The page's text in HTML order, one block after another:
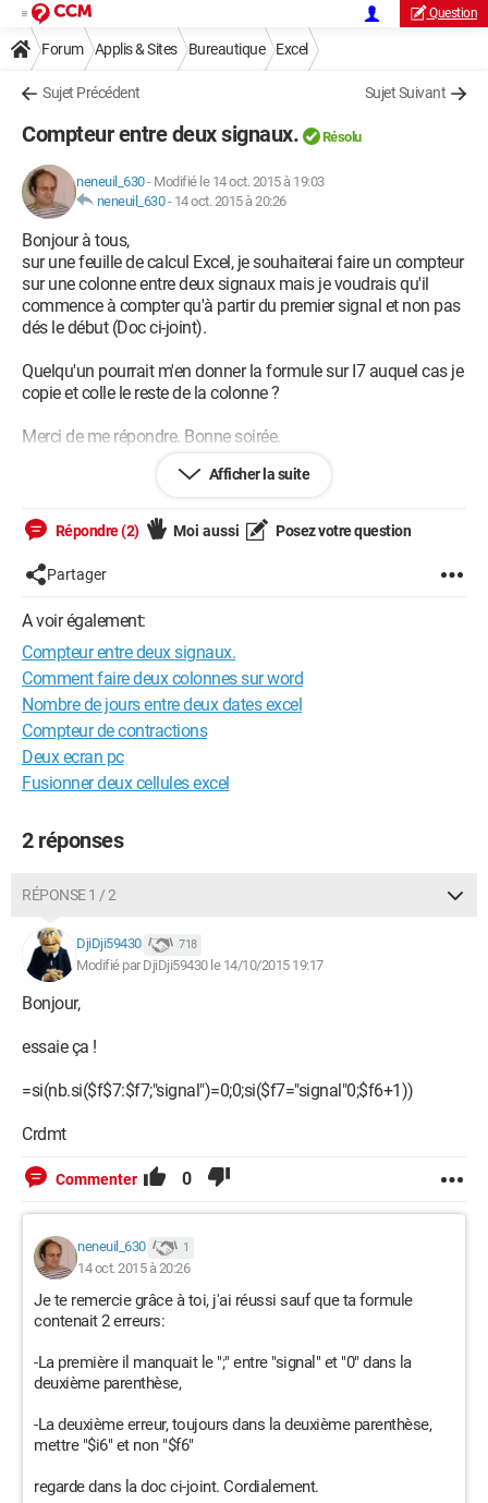
Question
Forum Applis & Sites Bureautique Excel
Sujet Précédent Sujet Suivant
Compteur entre deux signaux. Résolu
neneuil_630- Modifié le 14 oct. 2015 à 19:03
neneuil_630- 14 oct. 2015 à 20:26
Bonjour à tous,
sur une feuille de calcul Excel, je souhaiterai faire un compteur
sur une colonne entre deux signaux mais je voudrais qu'il
commence à compter qu'à partir du premier signal et non pas
dés le début (Doc ci-joint).
Quelqu'un pourrait m'en donner la formule sur I7 auquel cas je
copie et colle le reste de la colonne ?
Merci de me répondre. Bonne soirée.
Afficher la suite
Répondre (2) Moi aussi Posez votre question
Partager
A voir également:
Compteur entre deux signaux.
Comment faire deux colonnes sur word
Nombre de jours entre deux dates excel
Compteur de contractions
Deux ecran pc
Fusionner deux cellules excel
2 réponses
RÉPONSE 1 / 2
DjiDji59430 718
Modifié par DjiDji59430 le 14/10/2015 19:17
Bonjour,
essaie ça !
=si(nb.si($f$7:$f7;"signal")=0;0;si($f7="signal"0;$f6+1))
Crdmt
Commenter 0
neneuil_630 1
14 oct. 2015 à 20:26
Je te remercie grâce à toi, j'ai réussi sauf que ta formule
contenait 2 erreurs:
-La première il manquait le ";" entre "signal" et "0" dans la
deuxième parenthèse,
-La deuxième erreur, toujours dans la deuxième parenthèse,
mettre "$i6" et non "$f6"
regarde dans la doc ci-joint. Cordialement.